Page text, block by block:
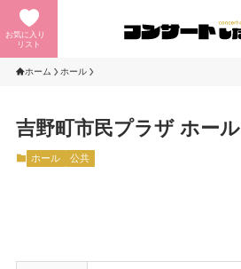
お気に入り
リスト
ホーム ホール
吉野町市民プラザ ホール
ホール 公共